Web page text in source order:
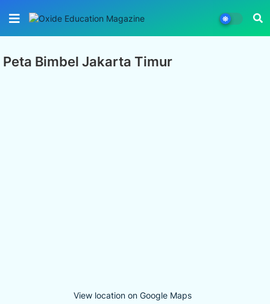
Peta Bimbel Jakarta Timur
View location on Google Maps